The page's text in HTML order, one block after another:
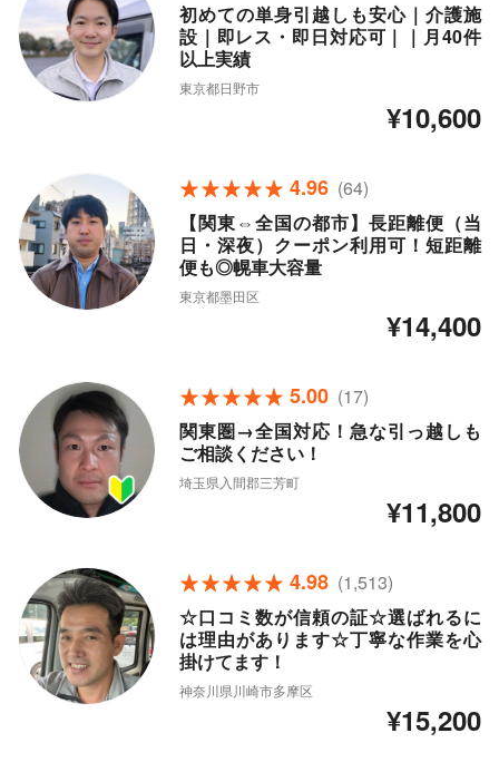
初めての単身引越しも安心｜介護施
設｜即レス・即日対応可｜｜月40件
以上実績
東京都日野市
¥10,600
4.96 (64)
【関東⇔全国の都市】長距離便（当
日・深夜）クーポン利用可！短距離
便も◎幌車大容量
東京都墨田区
¥14,400
5.00 (17)
関東圏→全国対応！急な引っ越しも
ご相談ください！
埼玉県入間郡三芳町
¥11,800
4.98 (1,513)
☆口コミ数が信頼の証☆選ばれるに
は理由があります☆丁寧な作業を心
掛けてます！
神奈川県川崎市多摩区
¥15,200